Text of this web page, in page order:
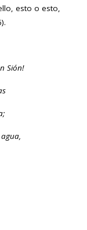
esto o esto,
Sión!